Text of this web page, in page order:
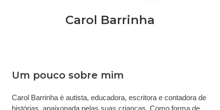
Carol Barrinha
Um pouco sobre mim
Carol Barrinha é autista, educadora, escritora e contadora de
histórias, apaixonada pelas suas crianças. Como forma de